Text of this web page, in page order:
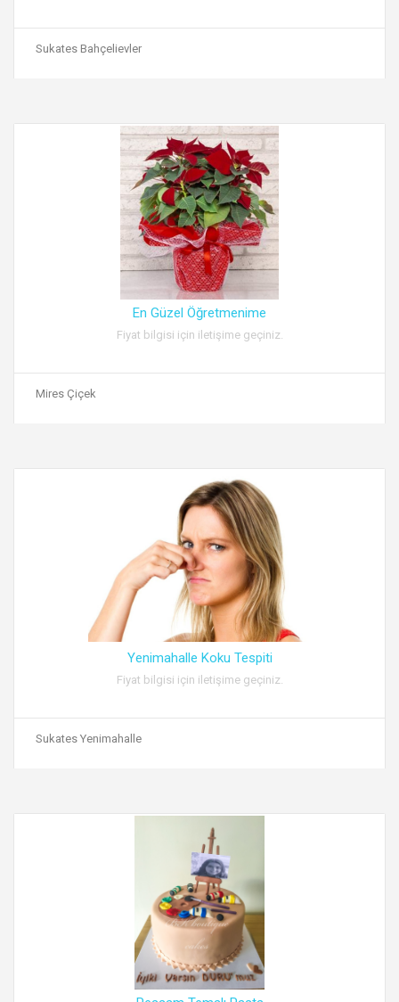
Sukates Bahçelievler
En Güzel Öğretmenime
Fiyat bilgisi için iletişime geçiniz.
Mires Çiçek
Yenimahalle Koku Tespiti
Fiyat bilgisi için iletişime geçiniz.
Sukates Yenimahalle